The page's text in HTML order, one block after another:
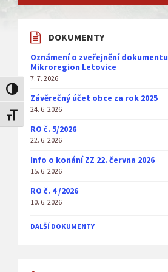
Toggle High Contrast
Toggle Font size
DOKUMENTY
Oznámení o zveřejnění dokumentu
Mikroregion Letovice
7. 7. 2026
Závěrečný účet obce za rok 2025
24. 6. 2026
RO č. 5/2026
22. 6. 2026
Info o konání ZZ 22. června 2026
15. 6. 2026
RO č. 4 /2026
10. 6. 2026
DALŠÍ DOKUMENTY